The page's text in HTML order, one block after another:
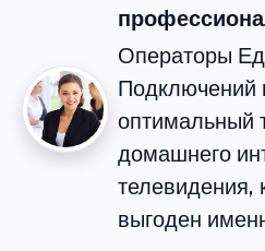
Операторы
Подключений
оптимальный
домашнего
телевидения,
выгоден